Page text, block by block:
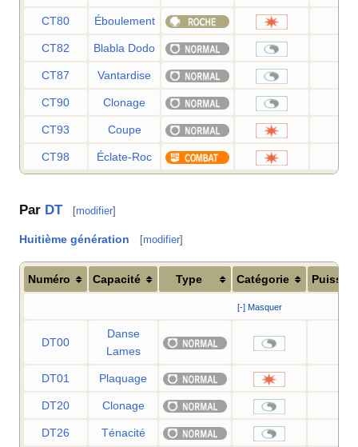
CT80 Éboulement
CT82 Blabla Dodo
CT87 Vantardise
CT90 Clonage
CT93 Coupe
CT98 Éclate-Roc
Par DT [modifier]
Huitième génération [modifier]
Numéro Capacité Type Catégorie
[-] Masquer
DT00
Danse
Lames
DT01 Plaquage
DT20 Clonage
DT26 Ténacité